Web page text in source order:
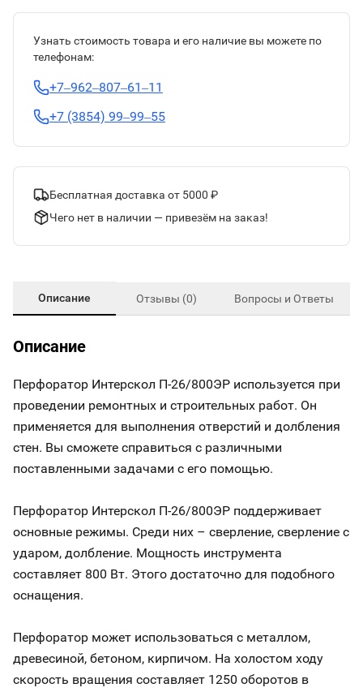
Узнать стоимость товара и его наличие вы можете по
телефонам:
+7‒962‒807‒61‒11
+7 (3854) 99‒99‒55
Бесплатная доставка от 5000 ₽
Чего нет в наличии — привезём на заказ!
Описание Отзывы (0) Вопросы и Ответы
Описание
Перфоратор Интерскол П-26/800ЭР используется при
проведении ремонтных и строительных работ. Он
применяется для выполнения отверстий и долбления
стен. Вы сможете справиться с различными
поставленными задачами с его помощью.
Перфоратор Интерскол П-26/800ЭР поддерживает
основные режимы. Среди них – сверление, сверление с
ударом, долбление. Мощность инструмента
составляет 800 Вт. Этого достаточно для подобного
оснащения.
Перфоратор может использоваться с металлом,
древесиной, бетоном, кирпичом. На холостом ходу
скорость вращения составляет 1250 оборотов в